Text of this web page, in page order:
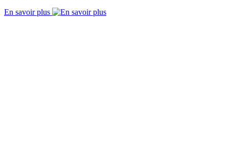
En savoir plus